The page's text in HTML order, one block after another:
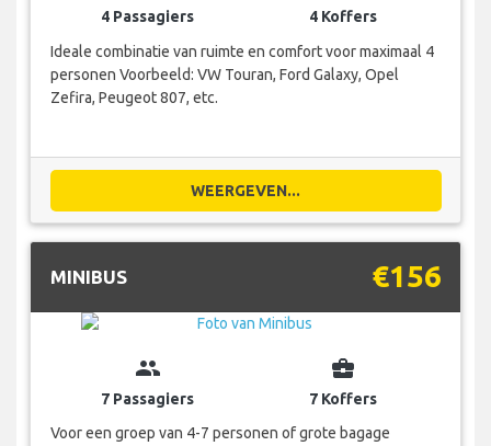
4 Passagiers
4 Koffers
Ideale combinatie van ruimte en comfort voor maximaal 4
personen Voorbeeld: VW Touran, Ford Galaxy, Opel
Zefira, Peugeot 807, etc.
WEERGEVEN...
MINIBUS €156
group
7 Passagiers
business_center
7 Koffers
Voor een groep van 4-7 personen of grote bagage